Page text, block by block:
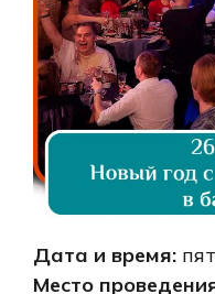
Дата и время:
Место